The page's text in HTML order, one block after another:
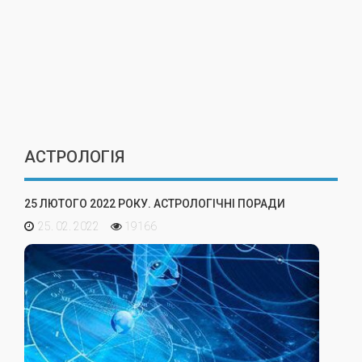
АСТРОЛОГІЯ
25 ЛЮТОГО 2022 РОКУ. АСТРОЛОГІЧНІ ПОРАДИ
25. 02. 2022
19166